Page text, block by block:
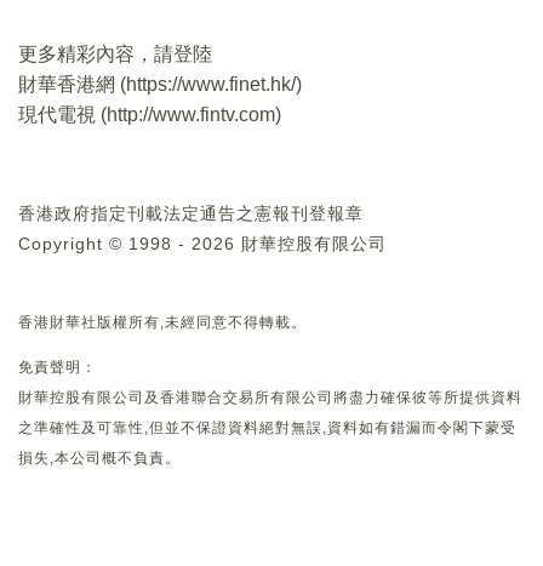
更多精彩內容，請登陸
財華香港網 (https://www.finet.hk/)
現代電視 (http://www.fintv.com)
香港政府指定刊載法定通告之憲報刊登報章
Copyright © 1998 - 2026 財華控股有限公司
香港財華社版權所有,未經同意不得轉載。
免責聲明：
財華控股有限公司及香港聯合交易所有限公司將盡力確保彼等所提供資料
之準確性及可靠性,但並不保證資料絕對無誤,資料如有錯漏而令閣下蒙受
損失,本公司概不負責。